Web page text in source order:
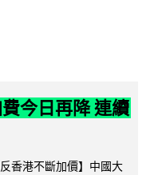
今日再降 連續
香港不斷加價】中國大